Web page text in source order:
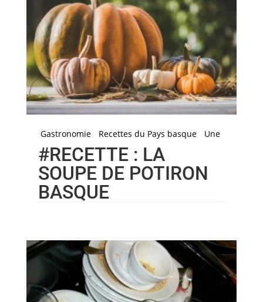
Gastronomie Recettes du Pays basque Une
#RECETTE : LA
SOUPE DE POTIRON
BASQUE